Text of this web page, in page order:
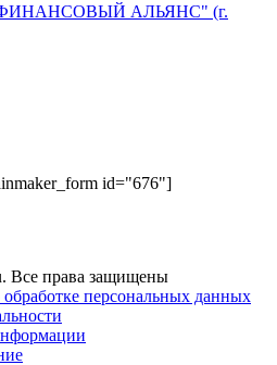
АЛЬЯНС" (г.
id="676"]
Все права защищены
персональных данных